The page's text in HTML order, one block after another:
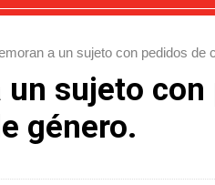
a un sujeto con pedidos de
un sujeto
género.